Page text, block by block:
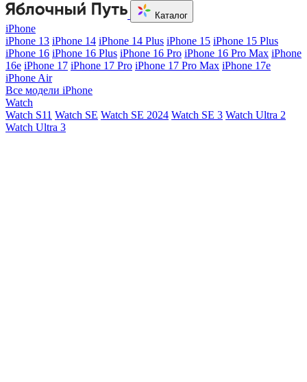
Каталог
iPhone
iPhone 13 iPhone 14 iPhone 14 Plus iPhone 15 iPhone 15 Plus
iPhone 16 iPhone 16 Plus iPhone 16 Pro iPhone 16 Pro Max iPhone
16e iPhone 17 iPhone 17 Pro iPhone 17 Pro Max iPhone 17e
iPhone Air
Все модели iPhone
Watch
Watch S11 Watch SE Watch SE 2024 Watch SE 3 Watch Ultra 2
Watch Ultra 3